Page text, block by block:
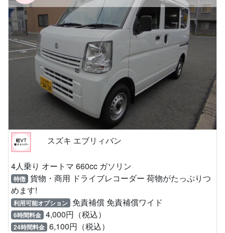
スズキ エブリィバン
4人乗り オートマ 660cc ガソリン
特徴 貨物・商用 ドライブレコーダー 荷物がたっぷりつ
めます!
利用可能オプション 免責補償 免責補償ワイド
6時間料金 4,000円（税込）
24時間料金 6,100円（税込）